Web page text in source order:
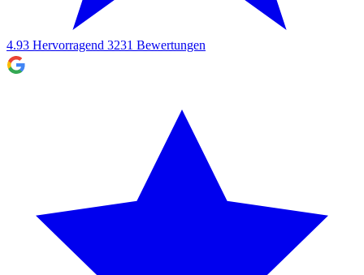
4.93 Hervorragend 3231 Bewertungen